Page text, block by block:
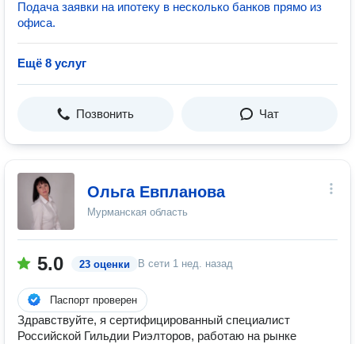
Подача заявки на ипотеку в несколько банков прямо из
офиса.
Ещё 8 услуг
Позвонить Чат
Ольга Евпланова
Мурманская область
5.0 23 оценки В сети 1 нед. назад
Паспорт проверен
Здравствуйте, я сертифицированный специалист
Российской Гильдии Риэлторов, работаю на рынке